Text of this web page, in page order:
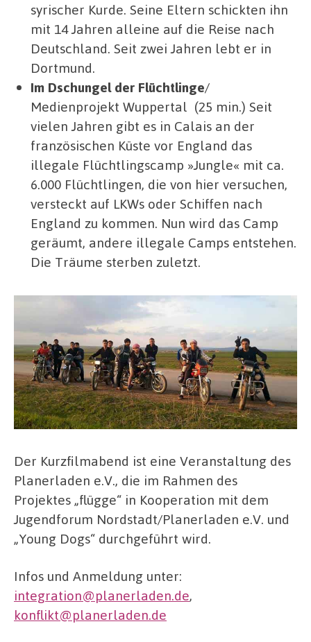
syrischer Kurde. Seine Eltern schickten ihn
mit 14 Jahren alleine auf die Reise nach
Deutschland. Seit zwei Jahren lebt er in
Dortmund.
Im Dschungel der Flüchtlinge/
Medienprojekt Wuppertal (25 min.) Seit
vielen Jahren gibt es in Calais an der
französischen Küste vor England das
illegale Flüchtlingscamp »Jungle« mit ca.
6.000 Flüchtlingen, die von hier versuchen,
versteckt auf LKWs oder Schiffen nach
England zu kommen. Nun wird das Camp
geräumt, andere illegale Camps entstehen.
Die Träume sterben zuletzt.
Der Kurzfilmabend ist eine Veranstaltung des
Planerladen e.V., die im Rahmen des
Projektes „flügge“ in Kooperation mit dem
Jugendforum Nordstadt/Planerladen e.V. und
„Young Dogs“ durchgeführt wird.
Infos und Anmeldung unter:
integration@planerladen.de,
konflikt@planerladen.de